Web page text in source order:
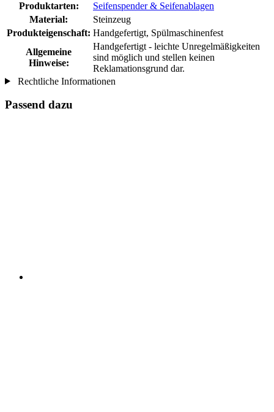
Produktarten:
Seifenspender & Seifenablagen
Material:
Steinzeug
Produkteigenschaft: Handgefertigt, Spülmaschinenfest
Allgemeine
Hinweise:
Handgefertigt - leichte Unregelmäßigkeiten
sind möglich und stellen keinen
Reklamationsgrund dar.
Rechtliche Informationen
Passend dazu